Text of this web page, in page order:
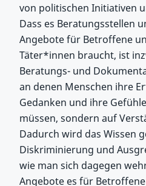
von politischen Initiativen
Dass es Beratungsstellen
Angebote für Betroffene
Täter*innen braucht, ist
Beratungs- und
an denen Menschen ihre
Gedanken und ihre
müssen, sondern auf
Dadurch wird das Wissen
Diskriminierung und
wie man sich dagegen
Angebote es für